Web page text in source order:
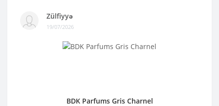
Zülfiyyə
19/07/2026
BDK Parfums Gris Charnel